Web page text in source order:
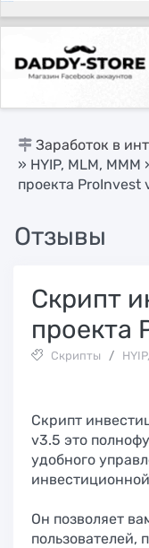
Заработок в
» HYIP, MLM, МММ
проекта ProInvest
Отзывы
Скрипт
проекта
Скрипты /
Скрипт
v3.5 это
удобного
Он позволяет
пользователей,